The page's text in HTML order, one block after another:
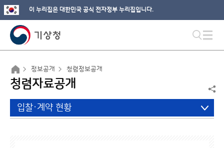
이 누리집은 대한민국 공식 전자정부 누리집입니다.
정보공개 청렴정보공개
청렴자료공개
입찰·계약 현황